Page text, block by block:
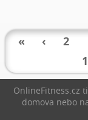
« ‹ 2
OnlineFitness.cz
domova nebo